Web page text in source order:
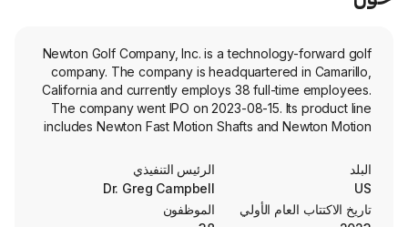
Newton Golf Company, Inc. is a
company. The company is headquartered
California and currently employs 38 full-
The company went IPO on 2023-08-15.
includes Newton Fast Motion Shafts and
for golfers seeking a lighter shaft that
speed while maintaining control and
Fast Motion shafts are constructed with
modulus Toray carbon fibers. Its Gravity
Dr. Greg Campbell
الأولي
الموظفون